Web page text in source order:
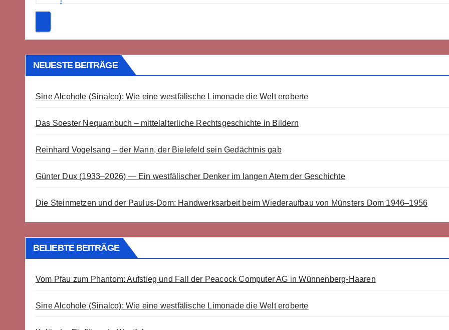
NEUESTE BEITRÄGE
Sine Alcohole (Sinalco): Wie eine westfälische Limonade die Welt eroberte
Das Soester Nequambuch – mittelalterliche Rechtsgeschichte in Bildern
Reinhard Vogelsang – der Mann, der Bielefeld sein Gedächtnis gab
Günter Dux (1933–2026) — Ein westfälischer Denker im langen Atem der Geschichte
Die Steinmetzen und der Paulus-Dom: Handwerksarbeit beim Wiederaufbau von Münsters Dom 1946–1956
BELIEBTE BEITRÄGE
Vom Pfau zum Phantom: Aufstieg und Fall der Peacock Computer AG in Wünnenberg-Haaren
Sine Alcohole (Sinalco): Wie eine westfälische Limonade die Welt eroberte